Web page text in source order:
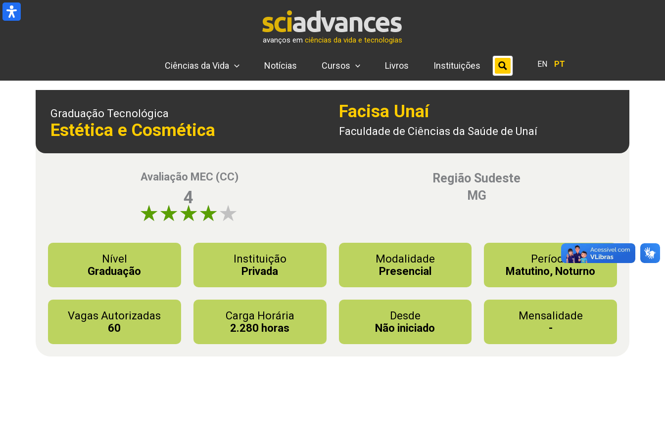
Ir
para
avanços em ciências da vida e tecnologias
Ciências da Vida Notícias Cursos Livros Instituições EN PT
Graduação Tecnológica
Estética e Cosmética
Facisa Unaí
Faculdade de Ciências da Saúde de Unaí
Avaliação MEC (CC)
4
Região Sudeste
MG
Nível
Graduação
Instituição
Privada
Modalidade
Presencial
Período
Matutino, Noturno
Vagas Autorizadas
60
Carga Horária
2.280 horas
Desde
Não iniciado
Mensalidade
-